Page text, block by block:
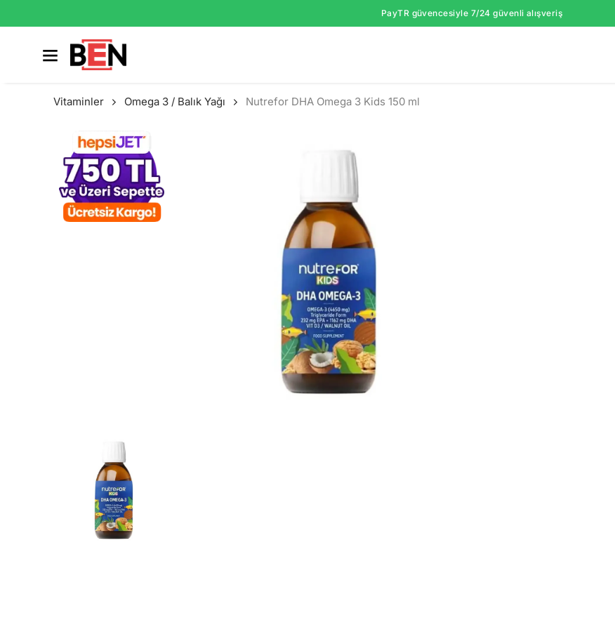
PayTR güvencesiyle 7/24 güvenli alışveriş
Vitaminler Omega 3 / Balık Yağı Nutrefor DHA Omega 3 Kids 150 ml